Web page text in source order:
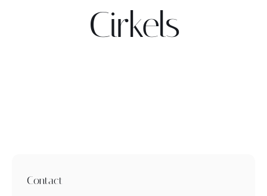
Contact
Cirkels
Contact